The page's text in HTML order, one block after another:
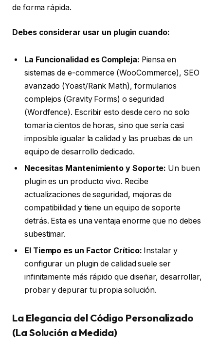
de forma rápida.
Debes considerar usar un plugin cuando:
La Funcionalidad es Compleja: Piensa en
sistemas de e-commerce (WooCommerce), SEO
avanzado (Yoast/Rank Math), formularios
complejos (Gravity Forms) o seguridad
(Wordfence). Escribir esto desde cero no solo
tomaría cientos de horas, sino que sería casi
imposible igualar la calidad y las pruebas de un
equipo de desarrollo dedicado.
Necesitas Mantenimiento y Soporte: Un buen
plugin es un producto vivo. Recibe
actualizaciones de seguridad, mejoras de
compatibilidad y tiene un equipo de soporte
detrás. Esta es una ventaja enorme que no debes
subestimar.
El Tiempo es un Factor Crítico: Instalar y
configurar un plugin de calidad suele ser
infinitamente más rápido que diseñar, desarrollar,
probar y depurar tu propia solución.
La Elegancia del Código Personalizado
(La Solución a Medida)